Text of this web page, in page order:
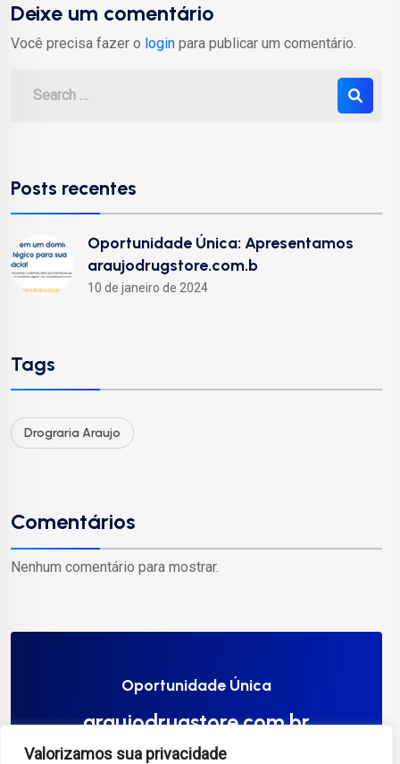
Valorizamos sua privacidade
Deixe um comentário
Você precisa fazer o login para publicar um comentário.
Posts recentes
Oportunidade Única: Apresentamos
araujodrugstore.com.b
10 de janeiro de 2024
Tags
Drograria Araujo
Comentários
Nenhum comentário para mostrar.
Oportunidade Única
araujodrugstore.com.br